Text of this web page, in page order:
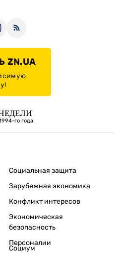
ZN.UA
го года
Социальная защита
Зарубежная экономика
Конфликт интересов
Экономическая
безопасность
Персоналии
Социум